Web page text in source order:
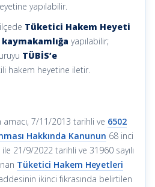
yapılabilir.
Tüketici Hakem Heyeti
kaymakamlığa yapılabilir;
TÜBİS’e
hakem heyetine iletir.
amacı, 7/11/2013 tarihli ve 6502
Hakkında Kanunun 68 inci
21/9/2022 tarihli ve 31960 sayılı
Tüketici Hakem Heyetleri
ikinci fıkrasında belirtilen